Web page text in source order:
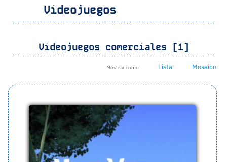
Videojuegos
Videojuegos comerciales [1]
Mostrar como Lista Mosaico